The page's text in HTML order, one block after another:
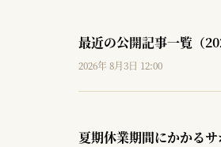
最近の公開記事一覧（
2026年 8月3日 12:00
夏期休業期間にかかる